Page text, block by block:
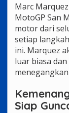
Marc
MotoGP San
motor dari
setiap
ini. Marquez
luar biasa
Siap